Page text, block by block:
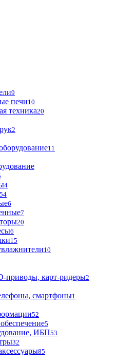
9
печи10
техника20
2
11
4
54
6
7
20
6
15
10
приводы, карт-ридеры2
смартфоны1
52
5
ИБП53
32
85